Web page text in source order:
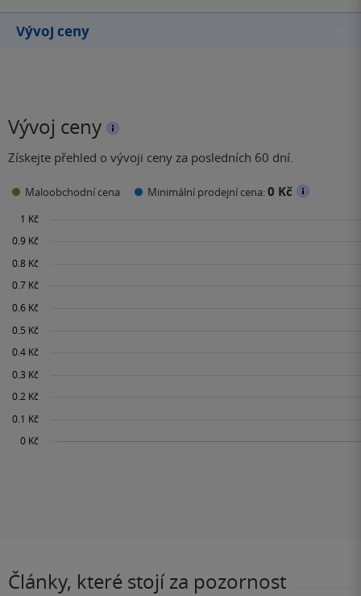
Vývoj ceny
Vývoj ceny
Získejte přehled o vývoji ceny za posledních 60 dní.
Maloobchodní cena Minimální prodejní cena:0 Kč
Články, které stojí za pozornost